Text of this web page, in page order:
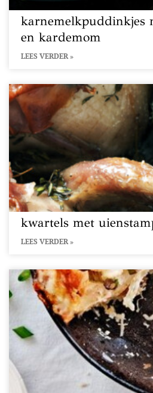
karnemelkpuddinkjes
en kardemom
LEES VERDER »
kwartels met
LEES VERDER »